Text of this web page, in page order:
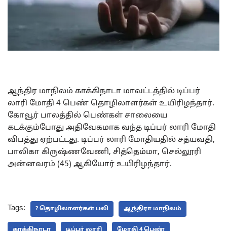
ஆந்திர மாநிலம் காக்கிநாடா மாவட்டத்தில் டிப்பர்
லாரி மோதி 4 பெண் தொழிலாளர்கள் உயிரிழந்தார்.
கோவூர் பாலத்தில் பெண்கள் சாலையை
கடக்கும்போது அதிவேகமாக வந்த டிப்பர் லாரி மோதி
விபத்து ஏற்பட்டது. டிப்பர் லாரி மோதியதில் சத்யவதி,
பாலிகா கிருஷ்ணவேணி, சித்தெம்மா, செல்லூரி
அன்னவரம் (45) ஆகியோர் உயிரிழந்தார்.
Tags: ? தொழிலாளர்கள் பலி ஆந்திரா மாநிலம்